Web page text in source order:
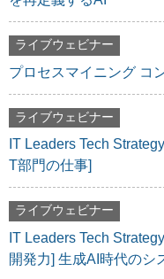
ライブウェビナー
プロセスマイニング コ
ライブウェビナー
IT Leaders Tech
T部門の仕事]
ライブウェビナー
IT Leaders Tech
開発力] 生成AI時代のシ